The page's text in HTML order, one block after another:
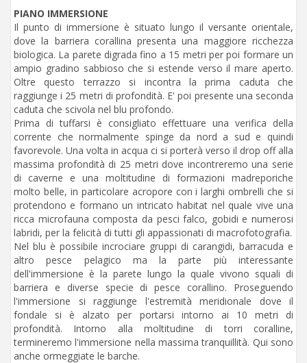
PIANO IMMERSIONE
Il punto di immersione è situato lungo il versante orientale,
dove la barriera corallina presenta una maggiore ricchezza
biologica. La parete digrada fino a 15 metri per poi formare un
ampio gradino sabbioso che si estende verso il mare aperto.
Oltre questo terrazzo si incontra la prima caduta che
raggiunge i 25 metri di profondità. E' poi presente una seconda
caduta che scivola nel blu profondo.
Prima di tuffarsi è consigliato effettuare una verifica della
corrente che normalmente spinge da nord a sud e quindi
favorevole. Una volta in acqua ci si porterà verso il drop off alla
massima profondità di 25 metri dove incontreremo una serie
di caverne e una moltitudine di formazioni madreporiche
molto belle, in particolare acropore con i larghi ombrelli che si
protendono e formano un intricato habitat nel quale vive una
ricca microfauna composta da pesci falco, gobidi e numerosi
labridi, per la felicità di tutti gli appassionati di macrofotografia.
Nel blu è possibile incrociare gruppi di carangidi, barracuda e
altro pesce pelagico ma la parte più interessante
dell'immersione è la parete lungo la quale vivono squali di
barriera e diverse specie di pesce corallino. Proseguendo
l'immersione si raggiunge l'estremità meridionale dove il
fondale si è alzato per portarsi intorno ai 10 metri di
profondità. Intorno alla moltitudine di torri coralline,
termineremo l'immersione nella massima tranquillità. Qui sono
anche ormeggiate le barche.